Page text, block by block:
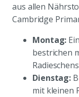
aus allen
Cambridge
Montag:
bestrichen
Dienstag:
mit kleinen